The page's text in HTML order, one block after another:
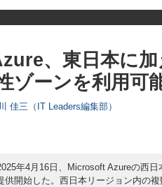
、東日本に加
ゾーンを利用可
佳三（IT Leaders編集部）
年4月16日、Microsoft Azureの西
開始した。西日本リージョン内の